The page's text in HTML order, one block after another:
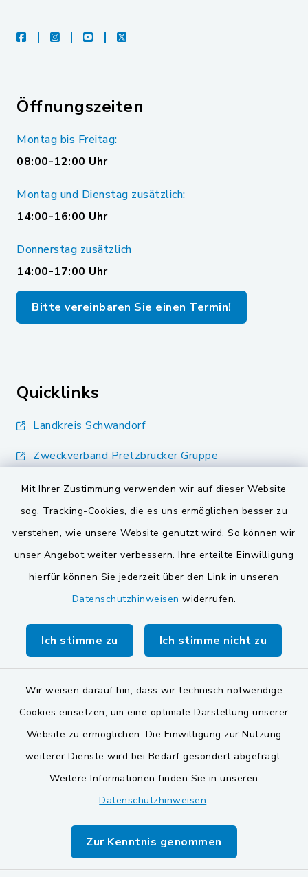
Mit Ihrer Zustimmung verwenden wir auf dieser Website
sog. Tracking-Cookies, die es uns ermöglichen besser zu
verstehen, wie unsere Website genutzt wird. So können wir
unser Angebot weiter verbessern. Ihre erteilte Einwilligung
hierfür können Sie jederzeit über den Link in unseren
Datenschutzhinweisen widerrufen.
Ich stimme zu Ich stimme nicht zu
Wir weisen darauf hin, dass wir technisch notwendige
Cookies einsetzen, um eine optimale Darstellung unserer
Website zu ermöglichen. Die Einwilligung zur Nutzung
weiterer Dienste wird bei Bedarf gesondert abgefragt.
Weitere Informationen finden Sie in unseren
Datenschutzhinweisen.
Zur Kenntnis genommen
facebookinstagramyoutubeX
Öffnungszeiten
Montag bis Freitag:
08:00-12:00 Uhr
Montag und Dienstag zusätzlich:
14:00-16:00 Uhr
Donnerstag zusätzlich
14:00-17:00 Uhr
Bitte vereinbaren Sie einen Termin!
Quicklinks
Landkreis Schwandorf
Zweckverband Pretzbrucker Gruppe
BayernPortal
Gemeinden der
Verwaltungsgemeinschaft
Gemeinde Schwarzach bei Nabburg
Markt Schwarzenfeld
Gemeinde Stulln
Barrierefreiheit